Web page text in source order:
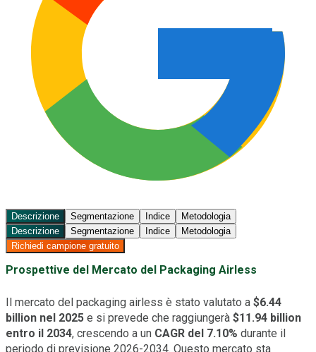
Descrizione Segmentazione Indice
Metodologia
Descrizione
Segmentazione Indice
Metodologia
Richiedi campione gratuito
Prospettive del Mercato del Packaging Airless
Il mercato del packaging airless è stato valutato a $6.44
billion nel 2025 e si prevede che raggiungerà $11.94 billion
entro il 2034, crescendo a un CAGR del 7.10% durante il
periodo di previsione 2026-2034. Questo mercato sta